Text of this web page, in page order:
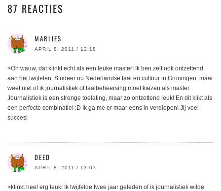
87 REACTIES
MARLIES
APRIL 8, 2011 / 12:18
>Oh wauw, dat klinkt echt als een leuke master! Ik ben zelf ook ontzettend
aan het twijfelen. Studeer nu Nederlandse taal en cultuur in Groningen, maar
weet niet of ik journalistiek of taalbeheersing moet kiezen als master.
Journalistiek is een strenge toelating, maar zo ontzettend leuk! En dit klikt als
een perfecte combinatie! :D Ik ga me er maar eens in verdiepen! Jij veel
succes!
DEED
APRIL 8, 2011 / 13:07
>klinkt heel erg leuk! Ik twijfelde twee jaar geleden of ik journalistiek wilde